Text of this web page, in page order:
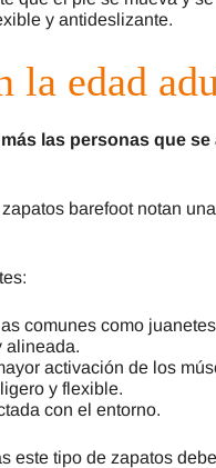
y antideslizante.
la edad
las personas que
barefoot notan una
comunes como
alineada.
activación de los
y flexible.
con el entorno.
este tipo de zapatos